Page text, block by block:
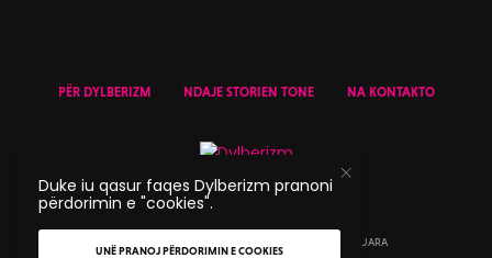
PËR DYLBERIZM NDAJE STORIEN TONE NA KONTAKTO
© 2020 DYLBERIZM - TË GJITHA TË DREJTAT E REZERVUARA
Duke iu qasur faqes Dylberizm pranoni
përdorimin e "cookies".
UNË PRANOJ PËRDORIMIN E COOKIES